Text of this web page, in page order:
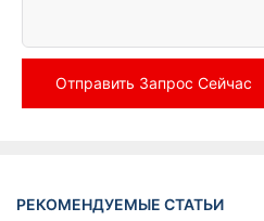
Отправить Запрос Сейчас
РЕКОМЕНДУЕМЫЕ СТАТЬИ